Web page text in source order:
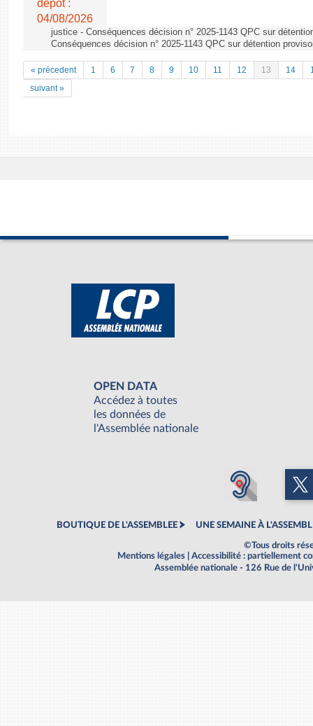
dépôt :
04/08/2026
justice - Conséquences décision n° 2025-1143 QPC sur
Conséquences décision n° 2025-1143 QPC sur détention
« précedent 1 6 7 8 9 10 11 12 13 14
suivant »
OPEN DATA
Accédez à toutes
les données de
l'Assemblée nationale
BOUTIQUE DE L'ASSEMBLEE UNE SEMAINE À
©Tous droits
Mentions légales
Accessibilité : partiellement
Assemblée nationale - 126 Rue de